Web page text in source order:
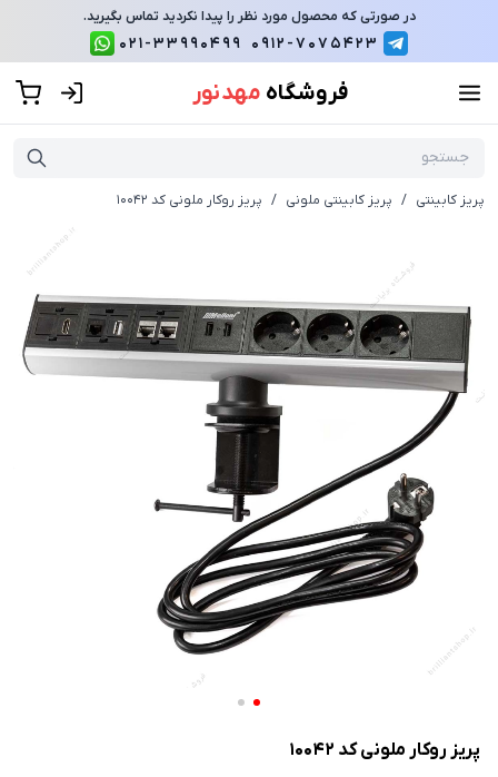
در صورتی که محصول مورد نظر را پیدا نکردید تماس بگیرید.
0912-7075423
021-33990499
فروشگاه مهد نور
پریز کابینتی / پریز کابینتی ملونی / پریز روکار ملونی کد 10042
پریز روکار ملونی کد 10042